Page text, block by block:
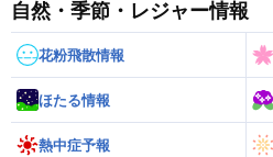
自然・季節・レジャー情報
花粉飛散情報
ほたる情報
熱中症予報